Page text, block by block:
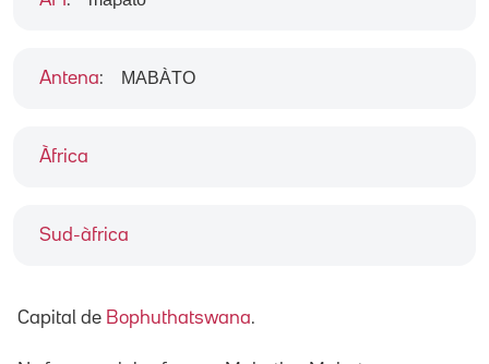
Àfrica
Sud-àfrica
Antena: MABÀTO
Capital de Bophuthatswana.